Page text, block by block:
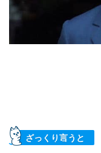
ざっくり言うと